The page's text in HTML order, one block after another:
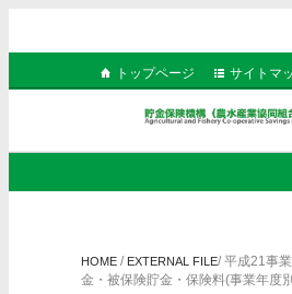
トップページ サイトマ
HOME / EXTERNAL FILE/平成21事
金・被保険貯金・保険料(事業年度